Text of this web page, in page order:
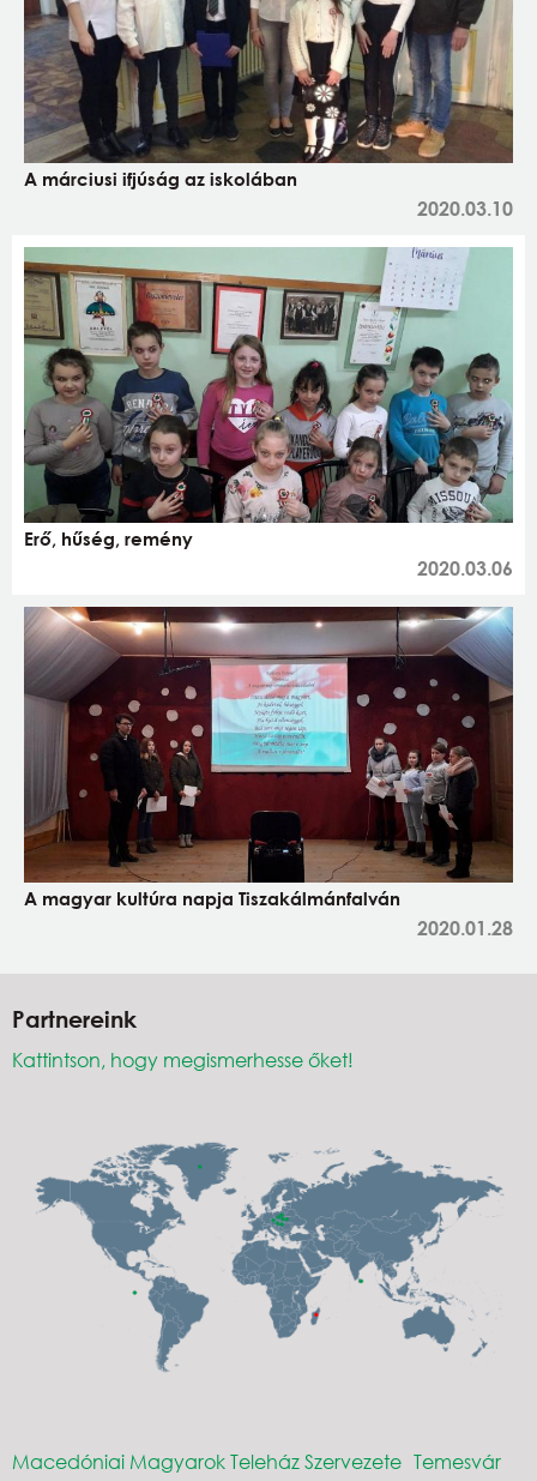
A márciusi ifjúság az iskolában
2020.03.10
Erő, hűség, remény
2020.03.06
A magyar kultúra napja Tiszakálmánfalván
2020.01.28
Partnereink
Kattintson, hogy megismerhesse őket!
Macedóniai Magyarok Teleház Szervezete Temesvár